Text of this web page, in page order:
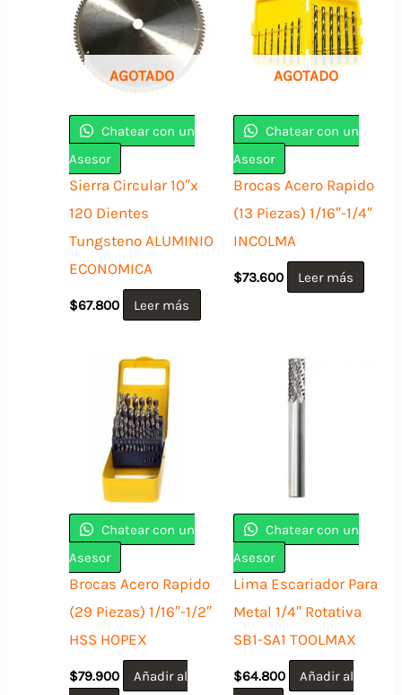
AGOTADO
Chatear con un
Asesor
Sierra Circular 10″x
120 Dientes
Tungsteno ALUMINIO
ECONOMICA
$67.800 Leer más
AGOTADO
Chatear con un
Asesor
Brocas Acero Rapido
(13 Piezas) 1/16″-1/4″
INCOLMA
$73.600 Leer más
Chatear con un
Asesor
Brocas Acero Rapido
(29 Piezas) 1/16″-1/2″
HSS HOPEX
$79.900
Añadir al
Chatear con un
Asesor
Lima Escariador Para
Metal 1/4″ Rotativa
SB1-SA1 TOOLMAX
$64.800
Añadir al